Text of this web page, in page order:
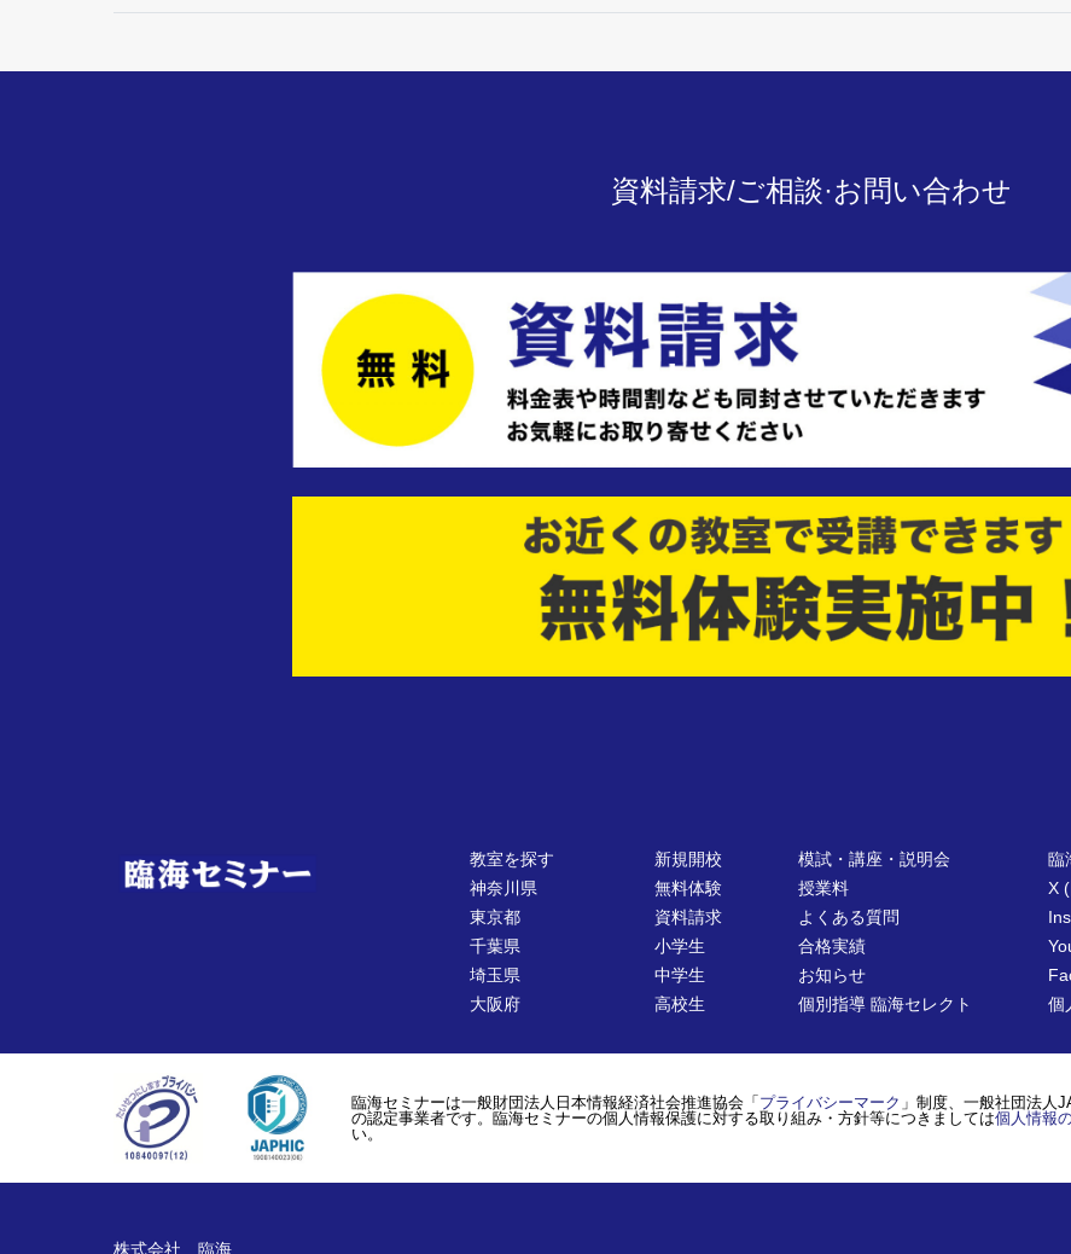
資料請求/ご相談·お問い合わせ
教室を探す
神奈川県
東京都
千葉県
埼玉県
大阪府
新規開校
無料体験
資料請求
小学生
中学生
高校生
模試・講座・説明会
授業料
よくある質問
合格実績
お知らせ
個別指導 臨海セレクト
臨
X
個
臨海セミナーは一般財団法人日本情報経済社会推進協会「 プライバシーマーク 」制度、一般社団法人
の認定事業者です。臨海セミナーの個人情報保護に対する取り組み・方針等につきましては個人情報
い。
株式会社 臨海